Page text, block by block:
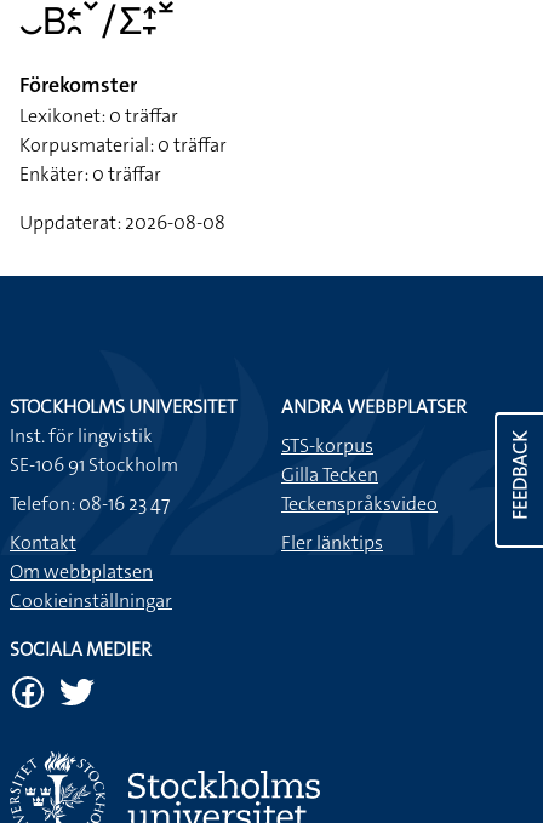
􌤛􌤧􌥓􌥘􌥧􌥠􌤥􌤴􌥙􌥸
Förekomster
Lexikonet: 0 träffar
Korpusmaterial: 0 träffar
Enkäter: 0 träffar
Uppdaterat: 2026-08-08
FEEDBACK
STOCKHOLMS UNIVERSITET
Inst. för lingvistik
SE-106 91 Stockholm
Telefon: 08-16 23 47
Kontakt
Om webbplatsen
Cookieinställningar
ANDRA WEBBPLATSER
STS-korpus
Gilla Tecken
Teckenspråksvideo
Fler länktips
SOCIALA MEDIER